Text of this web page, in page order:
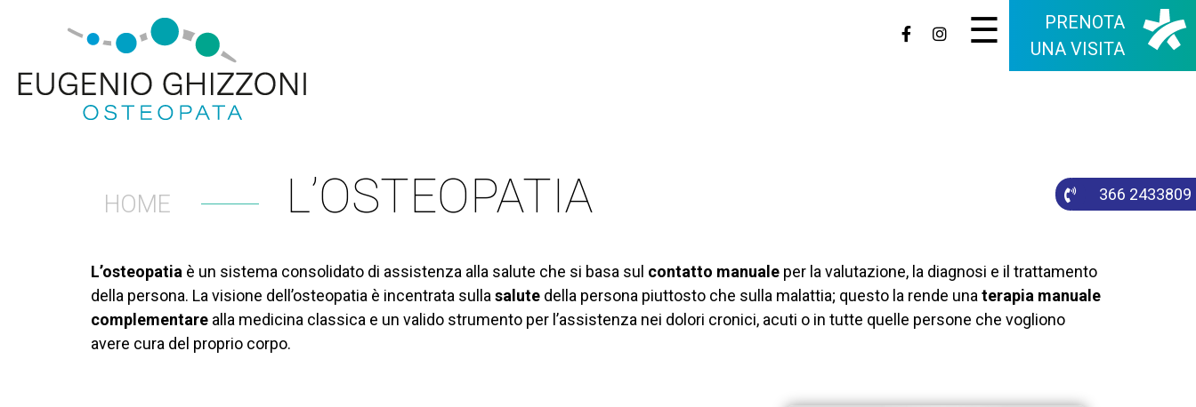
principale
366 2433809
☰
PRENOTA
UNA VISITA
HOME L’OSTEOPATIA
L’osteopatia è un sistema consolidato di assistenza alla salute che si basa sul contatto manuale per la valutazione, la diagnosi e il trattamento
della persona. La visione dell’osteopatia è incentrata sulla salute della persona piuttosto che sulla malattia; questo la rende una terapia manuale
complementare alla medicina classica e un valido strumento per l’assistenza nei dolori cronici, acuti o in tutte quelle persone che vogliono
avere cura del proprio corpo.